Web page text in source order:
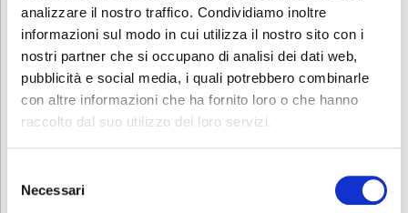
analizzare il nostro traffico. Condividiamo inoltre
informazioni sul modo in cui utilizza il nostro sito con i
nostri partner che si occupano di analisi dei dati web,
pubblicità e social media, i quali potrebbero combinarle
con altre informazioni che ha fornito loro o che hanno
raccolto dal suo utilizzo dei loro servizi.
delNecessari
Il terzo incontro
: i ragazzi hanno avuto la possibilità di realizzare un taglio
di capelli sia sulle testine, sia su alcuni modelli che si sono messi a
disposizione per permettere ai nostri allievi di dimostrare ciò che